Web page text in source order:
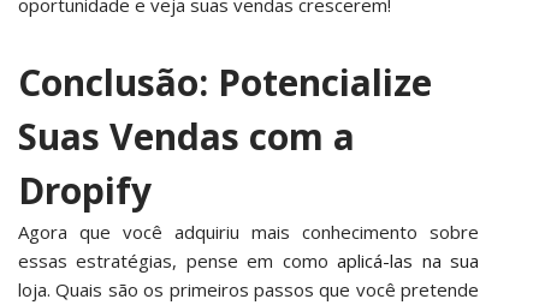
oportunidade e veja suas vendas crescerem!
Conclusão: Potencialize
Suas Vendas com a
Dropify
Agora que você adquiriu mais conhecimento sobre
essas estratégias, pense em comoaplicá-las na sua
loja. Quais são os primeiros passos que você pretende